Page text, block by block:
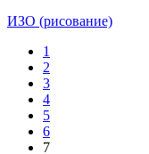
ИЗО (рисование)
1
2
3
4
5
6
7